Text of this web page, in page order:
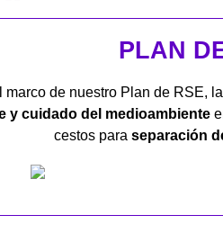
PLAN
marco de nuestro Plan de RSE,
y cuidado del medioambiente
cestos para separación